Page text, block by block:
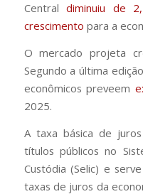
Centraldiminuiu de
crescimento para a
O mercado projeta
Segundo a última
econômicos preveem
2025.
A taxa básica de
títulos públicos no
Custódia (Selic) e
taxas de juros da